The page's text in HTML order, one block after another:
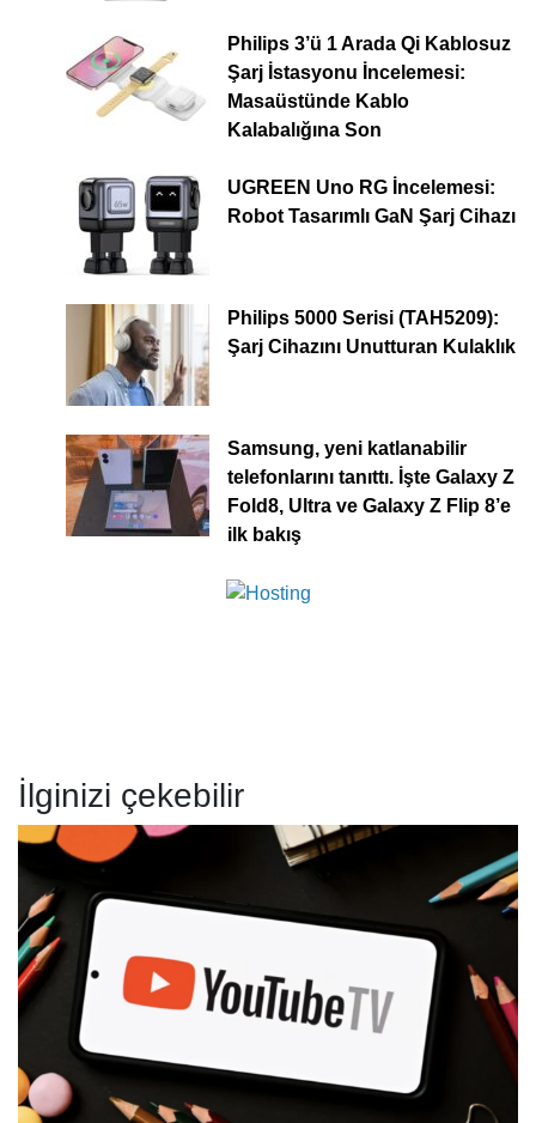
Philips 3’ü 1 Arada Qi Kablosuz
Şarj İstasyonu İncelemesi:
Masaüstünde Kablo
Kalabalığına Son
UGREEN Uno RG İncelemesi:
Robot Tasarımlı GaN Şarj Cihazı
Philips 5000 Serisi (TAH5209):
Şarj Cihazını Unutturan Kulaklık
Samsung, yeni katlanabilir
telefonlarını tanıttı. İşte Galaxy Z
Fold8, Ultra ve Galaxy Z Flip 8’e
ilk bakış
İlginizi çekebilir